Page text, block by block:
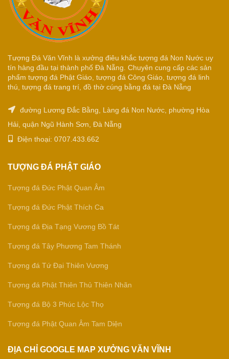
Tượng Đá Văn Vĩnh là xưởng điêu khắc tượng đá Non Nước uy
tín hàng đầu tại thành phố Đà Nẵng. Chuyên cung cấp các sản
phẩm tượng đá Phật Giáo, tượng đá Công Giáo, tượng đá linh
thú, tượng đá trang trí, đồ thờ cúng bằng đá tại Đà Nẵng
đường Lương Đắc Bằng, Làng đá Non Nước, phường Hòa
Hải, quận Ngũ Hành Sơn, Đà Nẵng
Điện thoại: 0707.433.662
TƯỢNG ĐÁ PHẬT GIÁO
Tượng đá Đức Phật Quan Âm
Tượng đá Đức Phật Thích Ca
Tượng đá Địa Tạng Vương Bồ Tát
Tượng đá Tây Phương Tam Thánh
Tượng đá Tứ Đại Thiên Vương
Tượng đá Phật Thiên Thủ Thiên Nhãn
Tượng đá Bộ 3 Phúc Lộc Thọ
Tượng đá Phật Quan Âm Tam Diện
ĐỊA CHỈ GOOGLE MAP XƯỞNG VĂN VĨNH